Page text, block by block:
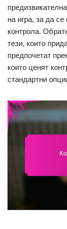
на игра, за да
контрола.
тези, които
предпочетат
които ценят
стандартни